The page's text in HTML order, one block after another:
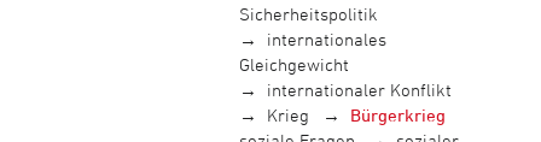
Sicherheitspolitik
internationales
Gleichgewicht
internationaler Konflikt
Krieg
Bürgerkrieg